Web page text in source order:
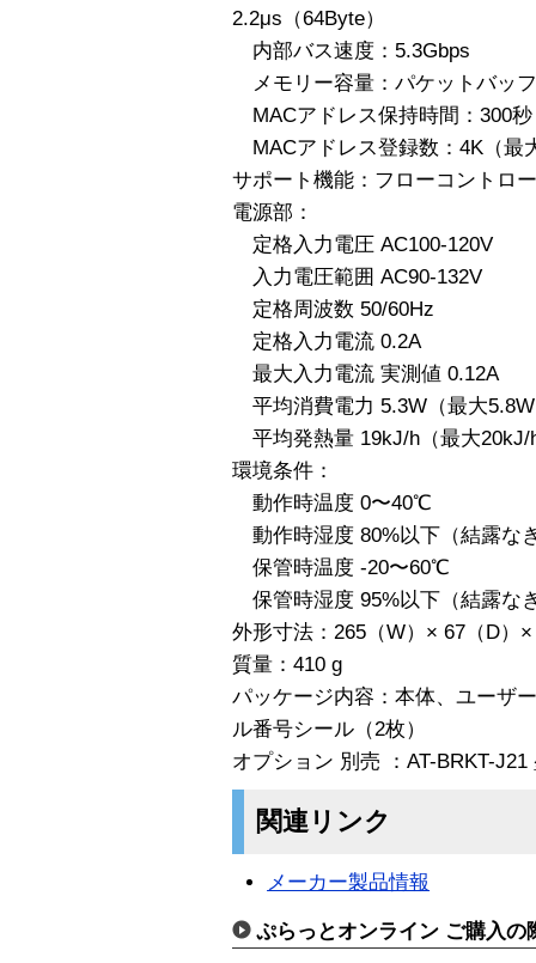
2.2μs（64Byte）
内部バス速度：5.3Gbps
メモリー容量：パケットバッ
MACアドレス保持時間：300秒
MACアドレス登録数：4K（最
サポート機能：フローコントロ
電源部：
定格入力電圧 AC100-120V
入力電圧範囲 AC90-132V
定格周波数 50/60Hz
定格入力電流 0.2A
最大入力電流 実測値 0.12A
平均消費電力 5.3W（最大
平均発熱量 19kJ/h（最大20kJ/
環境条件：
動作時温度 0〜40℃
動作時湿度 80%以下（結露な
保管時温度 -20〜60℃
保管時湿度 95%以下（結露な
外形寸法：265（W）× 67（D）
質量：410 g
パッケージ内容：本体、ユーザ
ル番号シール（2枚）
オプション 別売 ：AT-BRKT-
関連リンク
メーカー製品情報
ぷらっとオンライン ご購入の